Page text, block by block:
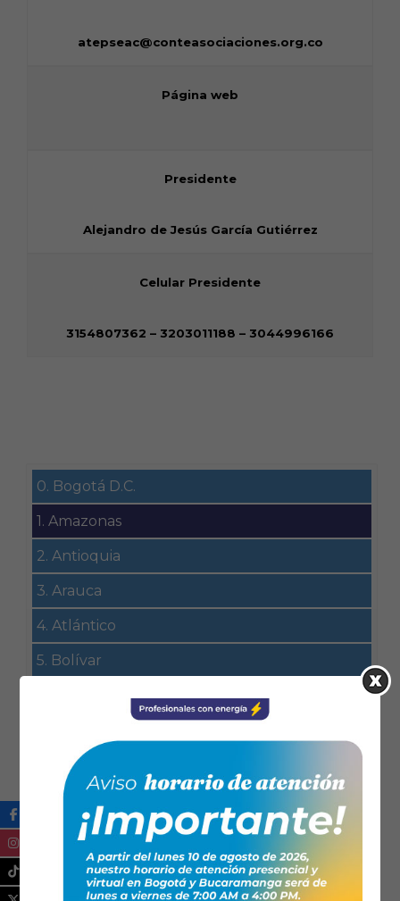
atepseac@conteasociaciones.org.co
Página web
Presidente
Alejandro de Jesús García Gutiérrez
Celular Presidente
3154807362 – 3203011188 – 3044996166
0. Bogotá D.C.
1. Amazonas
2. Antioquia
3. Arauca
4. Atlántico
5. Bolívar
8. Caquetá
9. Casanare
10. Cauca
11. Cesar